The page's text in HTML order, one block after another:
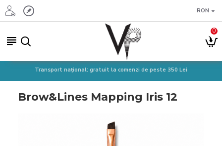
RON
0
Transport național: gratuit la comenzi de peste 350 Lei
Brow&Lines Mapping Iris 12